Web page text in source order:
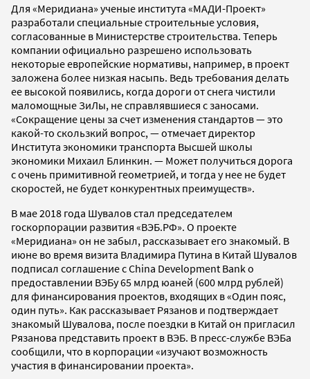
Для «Меридиана» ученые института «МАДИ-Проект»
разработали специальные строительные условия,
согласованные в Министерстве строительства. Теперь
компании официально разрешено использовать
некоторые европейские нормативы, например, в проект
заложена более низкая насыпь. Ведь требования делать
ее высокой появились, когда дороги от снега чистили
маломощные ЗиЛы, не справлявшиеся с заносами.
«Сокращение цены за счет изменения стандартов — это
какой-то скользкий вопрос, — отмечает директор
Института экономики транспорта Высшей школы
экономики Михаил Блинкин. — Может получиться дорога
с очень примитивной геометрией, и тогда у нее не будет
скоростей, не будет конкурентных преимуществ».
В мае 2018 года Шувалов стал председателем
госкорпорации развития «ВЭБ.РФ». О проекте
«Меридиана» он не забыл, рассказывает его знакомый. В
июне во время визита Владимира Путина в Китай Шувалов
подписал соглашение с China Development Bank о
предоставлении ВЭБу 65 млрд юаней (600 млрд рублей)
для финансирования проектов, входящих в «Один пояс,
один путь». Как рассказывает Рязанов и подтверждает
знакомый Шувалова, после поездки в Китай он пригласил
Рязанова представить проект в ВЭБ. В пресс-службе ВЭБа
сообщили, что в корпорации «изучают возможность
участия в финансировании проекта».